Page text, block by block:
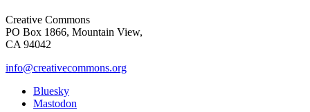
Creative Commons
PO Box 1866, Mountain View,
CA 94042
info@creativecommons.org
Bluesky
Mastodon